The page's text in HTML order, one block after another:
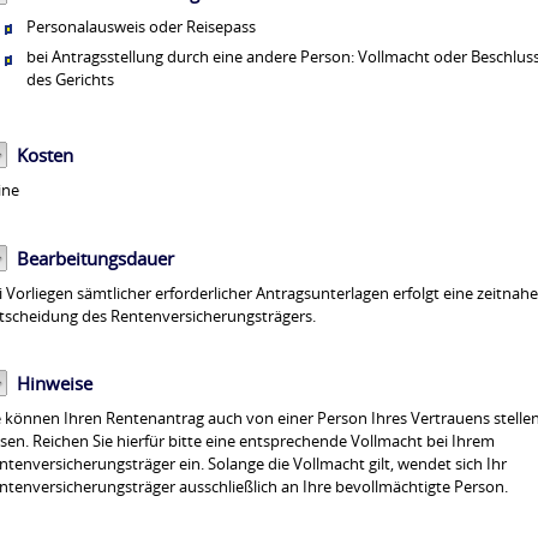
Personalausweis oder Reisepass
bei Antragsstellung durch eine andere Person: Vollmacht oder
des Gerichts
Kosten
Bearbeitungsdauer
Vorliegen sämtlicher erforderlicher Antragsunterlagen erfolgt eine zeitnahe
des Rentenversicherungsträgers.
Hinweise
können Ihren Rentenantrag auch von einer Person Ihres Vertrauens stellen
Reichen Sie hierfür bitte eine entsprechende Vollmacht bei Ihrem
ein. Solange die Vollmacht gilt, wendet sich Ihr
ausschließlich an Ihre bevollmächtigte Person.